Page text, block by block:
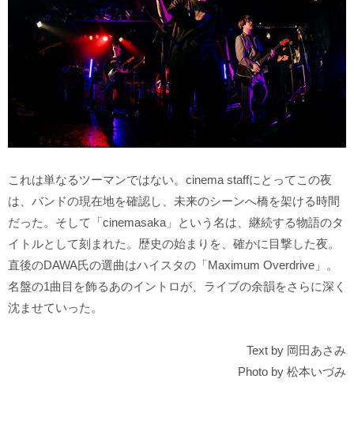
これは単なるツーマンではない。cinema staffにとってこの夜
は、バンドの現在地を確認し、未来のシーンへ橋を架ける時間
だった。そして「cinemasaka」という名は、継続する物語のタ
イトルとして刻まれた。歴史の始まりを、確かに目撃した夜。
直後のDAWA氏の選曲はハイスタの「Maximum Overdrive」。
名盤の1曲目を飾るあのイントロが、ライブの余韻をさらに深く
沈ませていった。
Text by 岡田あさみ
Photo by 松本いづみ